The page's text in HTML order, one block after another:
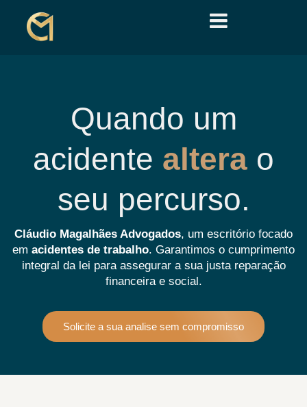
Quando um
acidente altera o
seu percurso.
Cláudio Magalhães Advogados, um escritório focado
em acidentes de trabalho. Garantimos o cumprimento
integral da lei para assegurar a sua justa reparação
financeira e social.
Solicite a sua analise sem compromisso